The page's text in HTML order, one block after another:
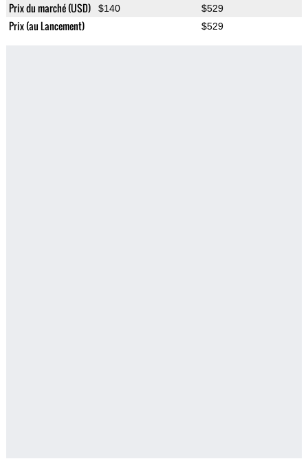
Prix du marché (USD) $140 $529
Prix (au Lancement) $529